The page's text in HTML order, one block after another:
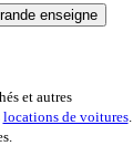
et autres
locations de voitures.